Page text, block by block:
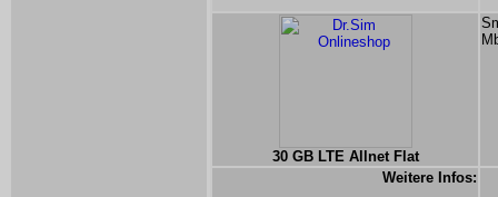
30 GB LTE Allnet Flat
Weitere Infos: